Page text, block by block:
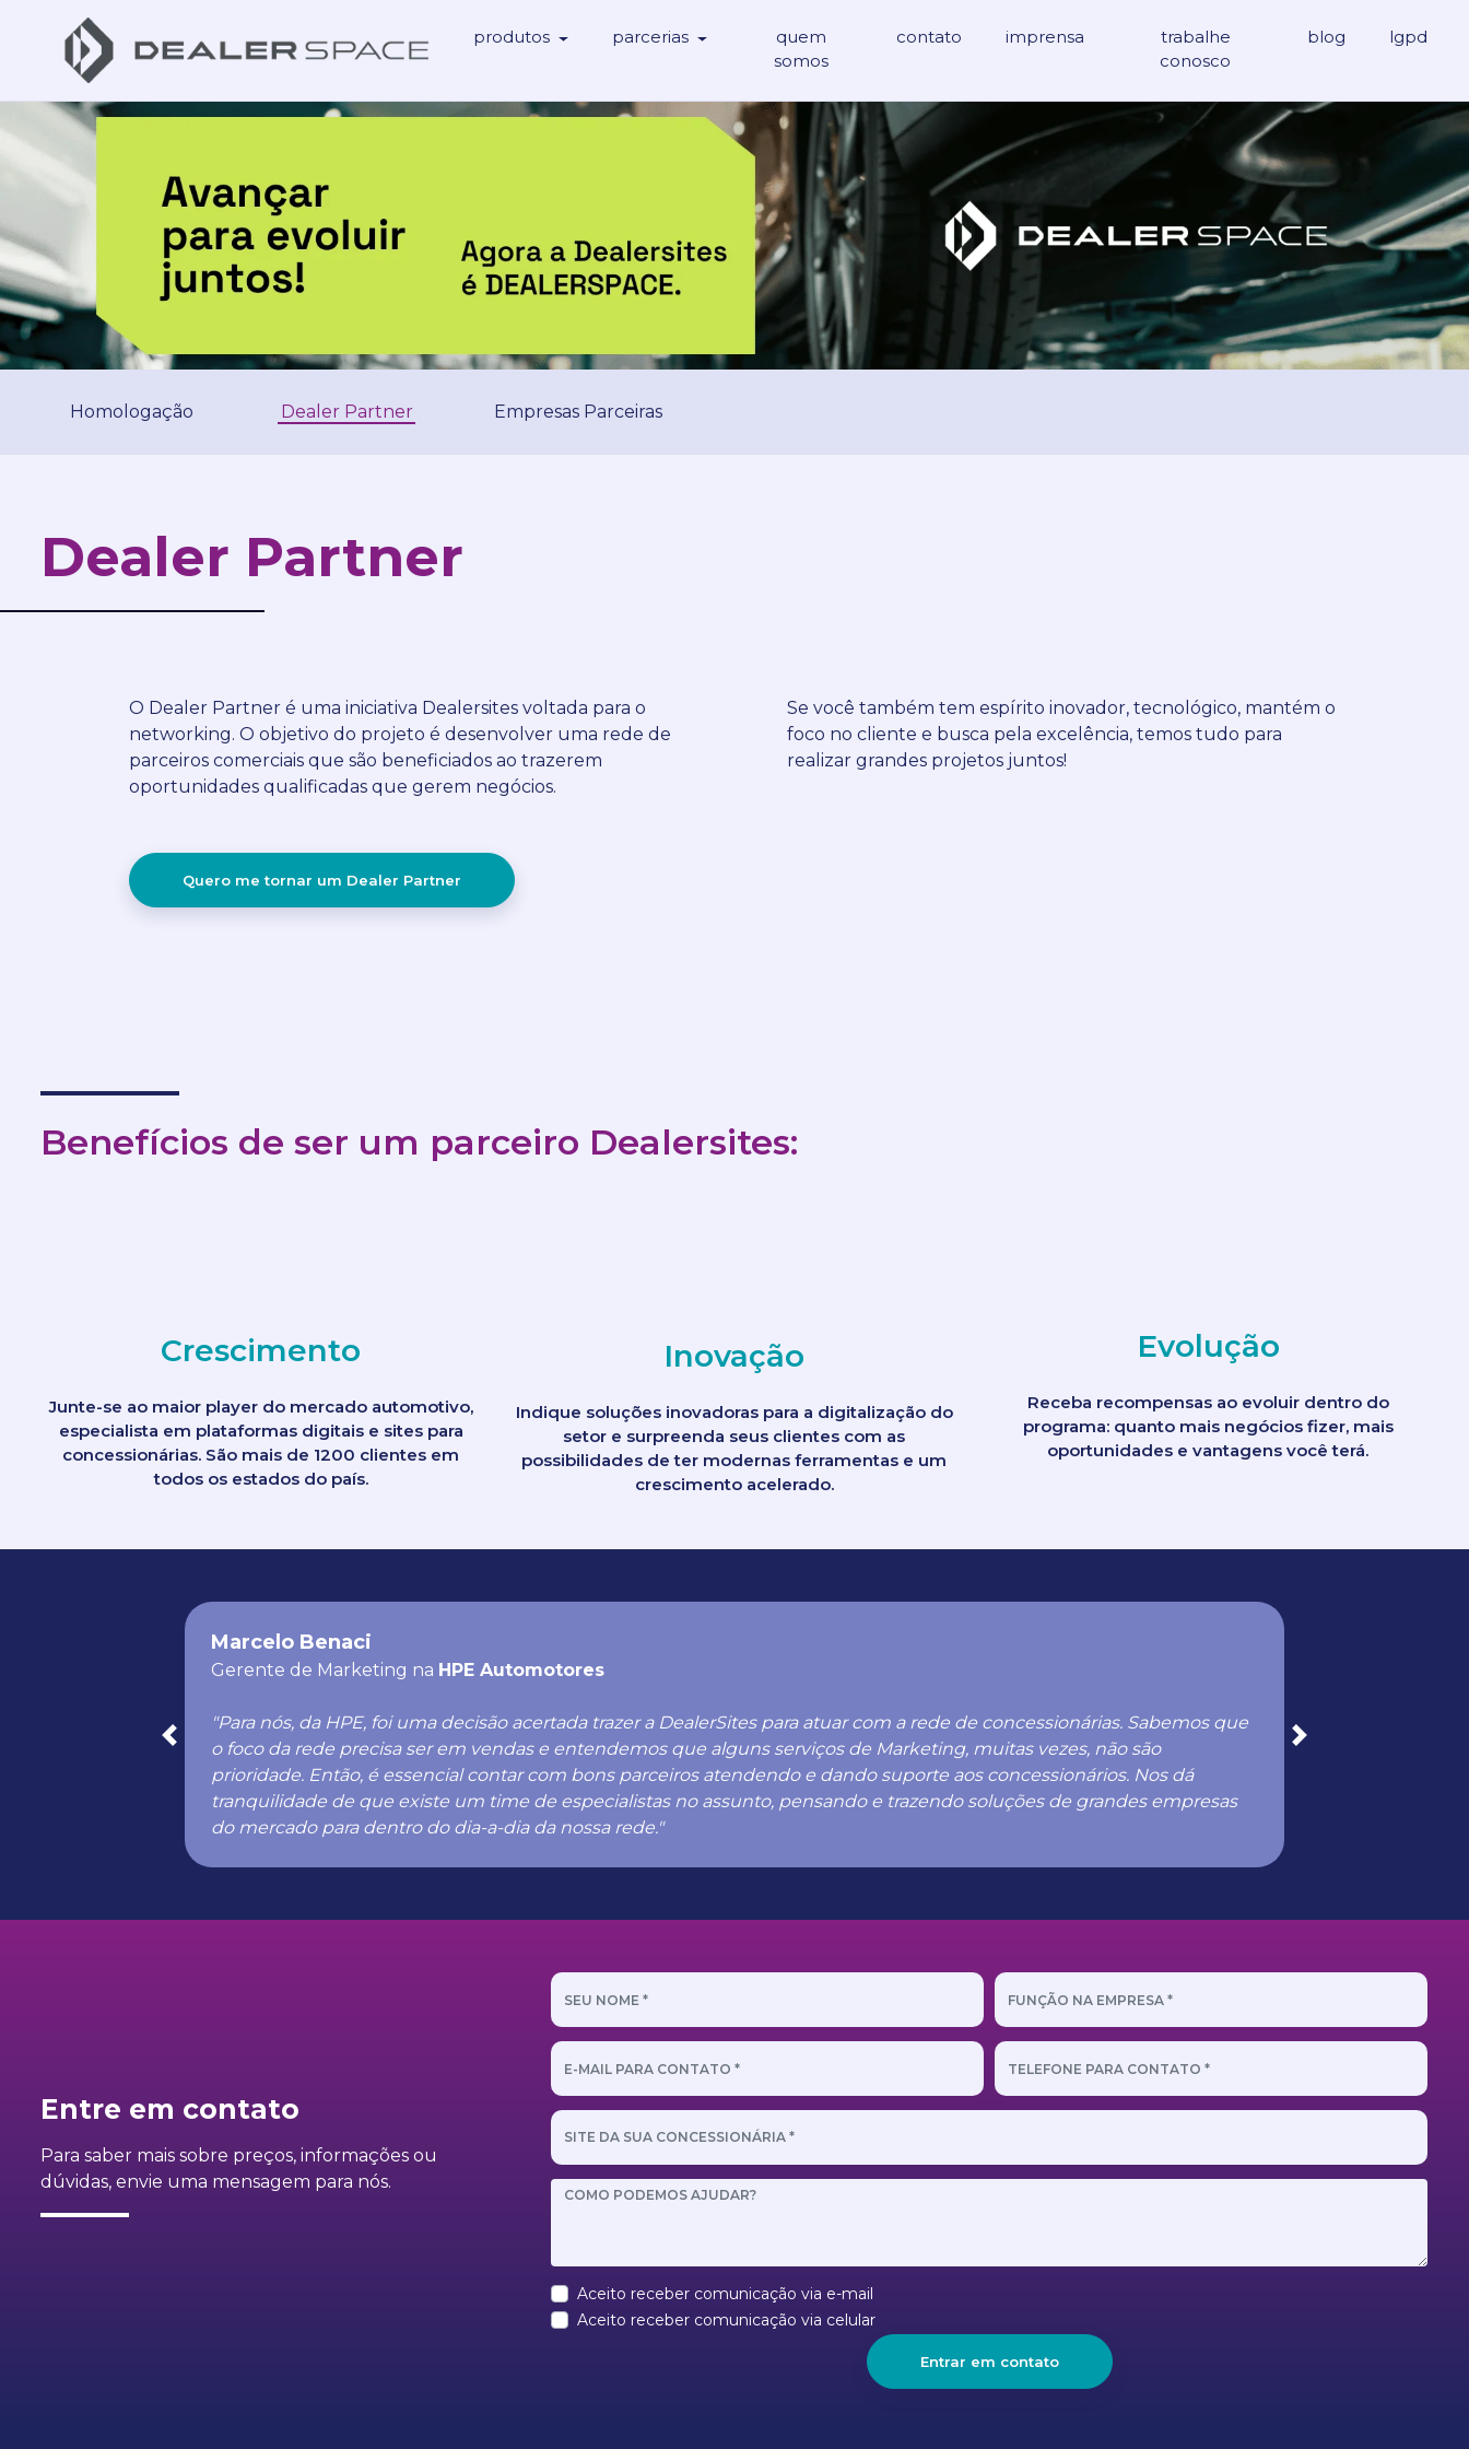
produtos parcerias
quem
somos
contato imprensa
trabalhe
conosco
blog lgpd
Homologação Dealer Partner Empresas Parceiras
Dealer Partner
O Dealer Partner é uma iniciativa Dealersites voltada para o
networking. O objetivo do projeto é desenvolver uma rede de
parceiros comerciais que são beneficiados ao trazerem
oportunidades qualificadas que gerem negócios.
Quero me tornar um Dealer Partner
Se você também tem espírito inovador, tecnológico, mantém o
foco no cliente e busca pela excelência, temos tudo para
realizar grandes projetos juntos!
Benefícios de ser um parceiro Dealersites:
Crescimento
Junte-se ao maior player do mercado automotivo,
especialista em plataformas digitais e sites para
concessionárias. São mais de 1200 clientes em
todos os estados do país.
Inovação
Indique soluções inovadoras para a digitalização do
setor e surpreenda seus clientes com as
possibilidades de ter modernas ferramentas e um
crescimento acelerado.
Evolução
Receba recompensas ao evoluir dentro do
programa: quanto mais negócios fizer, mais
oportunidades e vantagens você terá.
Marcelo Benaci
Gerente de Marketing na HPE Automotores
"Para nós, da HPE, foi uma decisão acertada trazer a DealerSites para atuar com a rede de concessionárias. Sabemos que
o foco da rede precisa ser em vendas e entendemos que alguns serviços de Marketing, muitas vezes, não são
prioridade. Então, é essencial contar com bons parceiros atendendo e dando suporte aos concessionários. Nos dá
tranquilidade de que existe um time de especialistas no assunto, pensando e trazendo soluções de grandes empresas
do mercado para dentro do dia-a-dia da nossa rede."
Previous Next
Entre em contato
Para saber mais sobre preços, informações ou
dúvidas, envie uma mensagem para nós.
Aceito receber comunicação via e-mail
Aceito receber comunicação via celular
Entrar em contato